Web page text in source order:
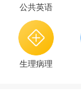
公共英语
生理病理